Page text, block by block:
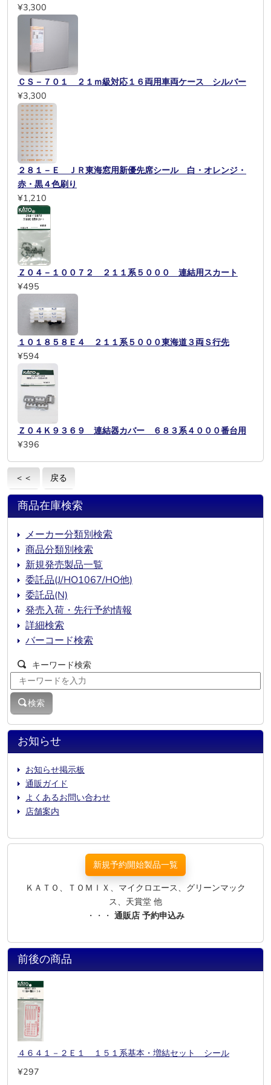
¥3,300
ＣＳ－７０１ ２１ｍ級対応１６両用車両ケース シルバー
¥3,300
２８１－Ｅ ＪＲ東海窓用新優先席シール 白・オレンジ・
赤・黒４色刷り
¥1,210
Ｚ０４－１００７２ ２１１系５０００ 連結用スカート
¥495
１０１８５８Ｅ４ ２１１系５０００東海道３両Ｓ行先
¥594
Ｚ０４Ｋ９３６９ 連結器カバー ６８３系４０００番台用
¥396
＜＜ 戻る
お知らせ
お知らせ掲示板
通販ガイド
よくあるお問い合わせ
店舗案内
商品在庫検索
メーカー分類別検索
商品分類別検索
新規発売製品一覧
委託品(J/HO1067/HO他)
委託品(N)
発売入荷・先行予約情報
詳細検索
バーコード検索
キーワード検索
検索
新規予約開始製品一覧
ＫＡＴＯ、ＴＯＭＩＸ、マイクロエース、グリーンマック
ス、天賞堂 他
・・・ 通販店 予約申込み
前後の商品
４６４１－２Ｅ１ １５１系基本・増結セット シール
¥297